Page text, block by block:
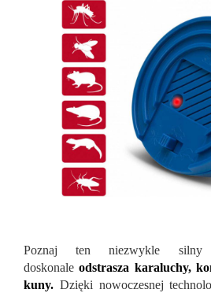
Poznaj ten niezwykle
doskonaleodstrasza karaluchy,
kuny. Dzięki nowoczesnej